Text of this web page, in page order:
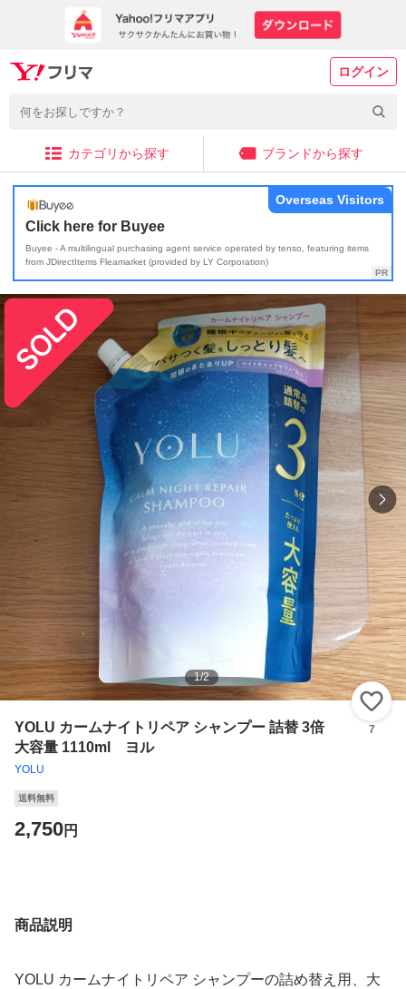
ログイン
カテゴリから探す ブランドから探す
Click here for Buyee
Buyee - A multilingual purchasing agent service operated by tenso, featuring items
from JDirectItems Fleamarket (provided by LY Corporation)
Overseas Visitors
1/2
YOLU カームナイトリペア シャンプー 詰替 3倍
大容量 1110ml ヨル
YOLU
7
送料無料
2,750円
商品説明
YOLU カームナイトリペア シャンプーの詰め替え用、大